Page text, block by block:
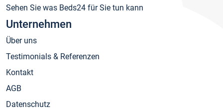
Sehen Sie was Beds24 für Sie tun kann
Unternehmen
Über uns
Testimonials & Referenzen
Kontakt
AGB
Datenschutz